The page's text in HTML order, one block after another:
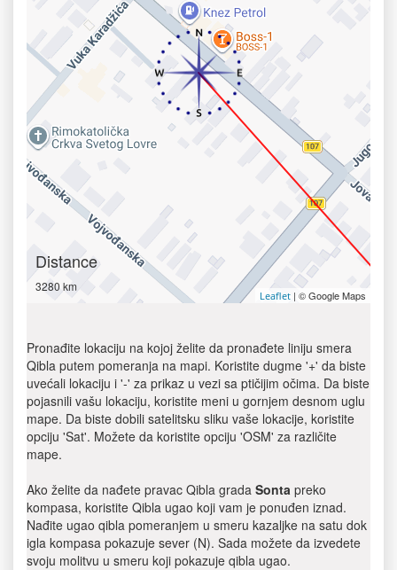
Distance
3280 km
Leaflet | © Google Maps
Pronađite lokaciju na kojoj želite da pronađete liniju smera
Qibla putem pomeranja na mapi. Koristite dugme '+' da biste
uvećali lokaciju i '-' za prikaz u vezi sa ptičijim očima. Da biste
pojasnili vašu lokaciju, koristite meni u gornjem desnom uglu
mape. Da biste dobili satelitsku sliku vaše lokacije, koristite
opciju 'Sat'. Možete da koristite opciju 'OSM' za različite
mape.
Ako želite da nađete pravac Qibla grada Sonta preko
kompasa, koristite Qibla ugao koji vam je ponuđen iznad.
Nađite ugao qibla pomeranjem u smeru kazaljke na satu dok
igla kompasa pokazuje sever (N). Sada možete da izvedete
svoju molitvu u smeru koji pokazuje qibla ugao.